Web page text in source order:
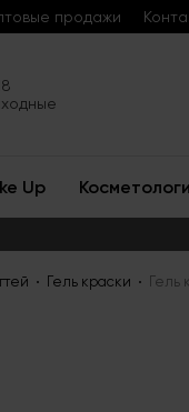
продажи
Up
Гель краски Гель